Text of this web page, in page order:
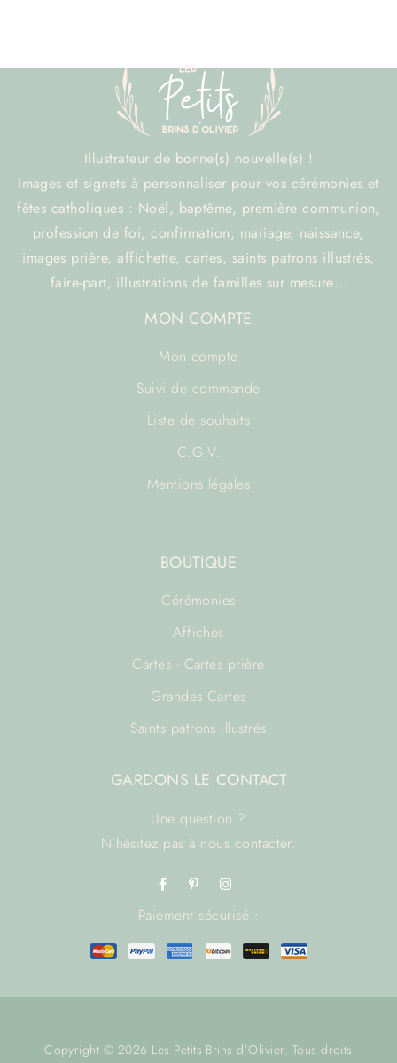
Illustrateur de bonne(s) nouvelle(s) !
Images et signets à personnaliser pour vos cérémonies et
fêtes catholiques : Noël, baptême, première communion,
profession de foi, confirmation, mariage, naissance,
images prière, affichette, cartes, saints patrons illustrés,
faire-part, illustrations de familles sur mesure…
MON COMPTE
Mon compte
Suivi de commande
Liste de souhaits
C.G.V.
Mentions légales
BOUTIQUE
Cérémonies
Affiches
Cartes - Cartes prière
Grandes Cartes
Saints patrons illustrés
GARDONS LE CONTACT
Une question ?
N’hésitez pas à nous contacter.
Paiement sécurisé :
Copyright © 2026 Les Petits Brins d’Olivier. Tous droits